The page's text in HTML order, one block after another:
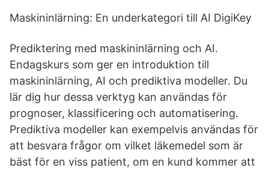
Maskininlärning: En underkategori till AI DigiKey
Prediktering med maskininlärning och AI.
Endagskurs som ger en introduktion till
maskininlärning, AI och prediktiva modeller. Du
lär dig hur dessa verktyg kan användas för
prognoser, klassificering och automatisering.
Prediktiva modeller kan exempelvis användas för
att besvara frågor om vilket läkemedel som är
bäst för en viss patient, om en kund kommer att